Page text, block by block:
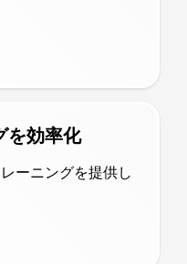
を効率化
ーニングを提供し